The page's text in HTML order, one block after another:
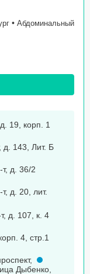
• Абдоминальный
19, корп. 1
д. 143, Лит. Б
д. 36/2
д. 20, лит.
д. 107, к. 4
4, стр.1
,
Дыбенко,